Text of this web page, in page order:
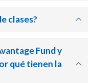
clases?
Fund y
qué tienen la